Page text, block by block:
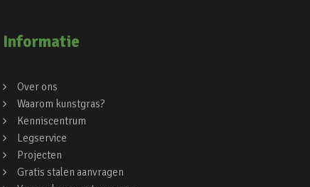
Informatie
Over ons
Waarom kunstgras?
Kenniscentrum
Legservice
Projecten
Gratis stalen aanvragen